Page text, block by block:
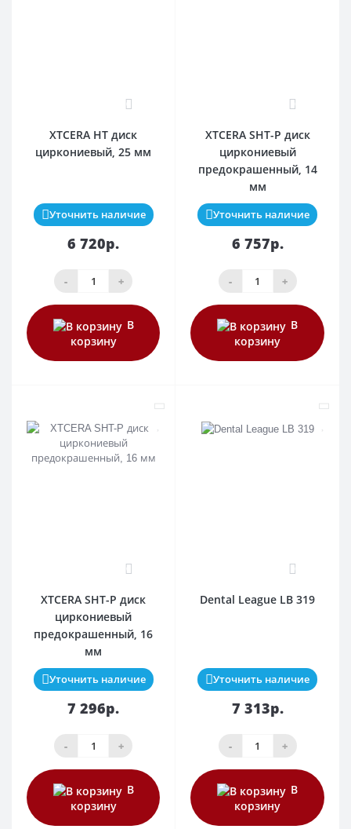
XTCERA HT диск
циркониевый, 25 мм
Уточнить наличие
6 720р.
- +
В
корзину
XTCERA SHT-P диск
циркониевый
предокрашенный, 14
мм
Уточнить наличие
6 757р.
- +
В
корзину
XTCERA SHT-P диск
циркониевый
предокрашенный, 16
мм
Уточнить наличие
7 296р.
- +
В
корзину
Dental League LB 319
Уточнить наличие
7 313р.
- +
В
корзину